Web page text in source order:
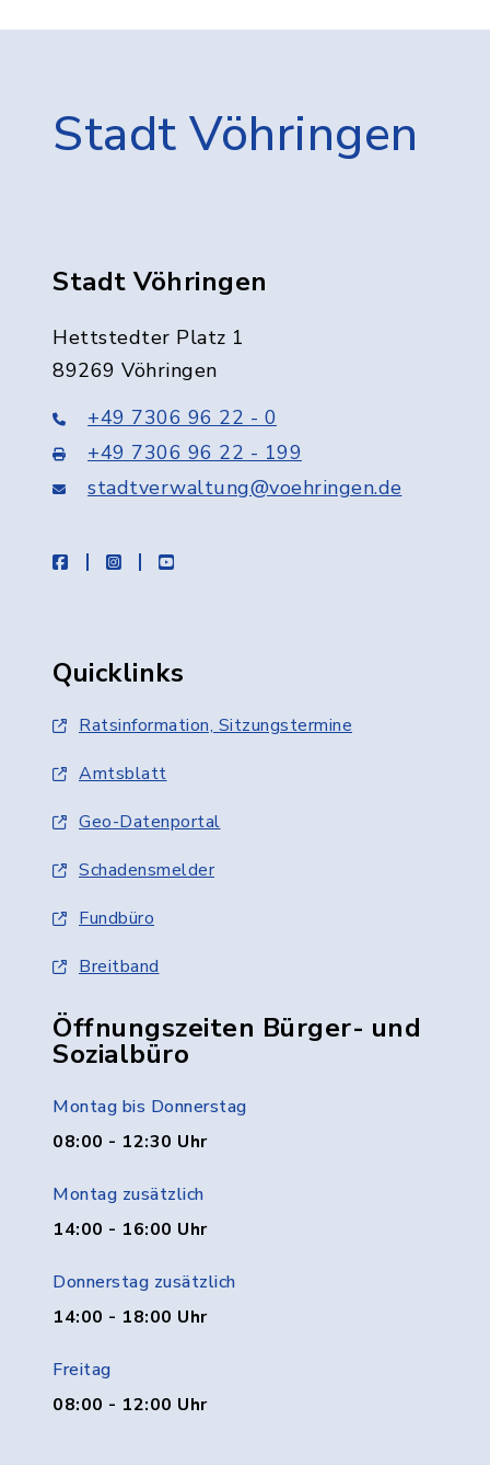
Stadt Vöhringen
Stadt Vöhringen
Hettstedter Platz 1
89269 Vöhringen
+49 7306 96 22 - 0
+49 7306 96 22 - 199
stadtverwaltung@voehringen.de
facebookinstagramyoutube
Quicklinks
Ratsinformation, Sitzungstermine
Amtsblatt
Geo-Datenportal
Schadensmelder
Fundbüro
Breitband
Öffnungszeiten Bürger- und
Sozialbüro
Montag bis Donnerstag
08:00 - 12:30 Uhr
Montag zusätzlich
14:00 - 16:00 Uhr
Donnerstag zusätzlich
14:00 - 18:00 Uhr
Freitag
08:00 - 12:00 Uhr